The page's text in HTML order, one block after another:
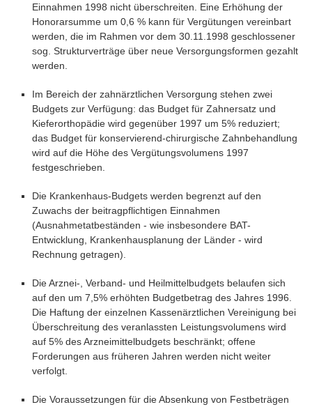
Einnahmen 1998 nicht überschreiten. Eine Erhöhung der
Honorarsumme um 0,6 % kann für Vergütungen vereinbart
werden, die im Rahmen vor dem 30.11.1998 geschlossener
sog. Strukturverträge über neue Versorgungsformen gezahlt
werden.
Im Bereich der zahnärztlichen Versorgung stehen zwei
Budgets zur Verfügung: das Budget für Zahnersatz und
Kieferorthopädie wird gegenüber 1997 um 5% reduziert;
das Budget für konservierend-chirurgische Zahnbehandlung
wird auf die Höhe des Vergütungsvolumens 1997
festgeschrieben.
Die Krankenhaus-Budgets werden begrenzt auf den
Zuwachs der beitragpflichtigen Einnahmen
(Ausnahmetatbeständen - wie insbesondere BAT-
Entwicklung, Krankenhausplanung der Länder - wird
Rechnung getragen).
Die Arznei-, Verband- und Heilmittelbudgets belaufen sich
auf den um 7,5% erhöhten Budgetbetrag des Jahres 1996.
Die Haftung der einzelnen Kassenärztlichen Vereinigung bei
Überschreitung des veranlassten Leistungsvolumens wird
auf 5% des Arzneimittelbudgets beschränkt; offene
Forderungen aus früheren Jahren werden nicht weiter
verfolgt.
Die Voraussetzungen für die Absenkung von Festbeträgen